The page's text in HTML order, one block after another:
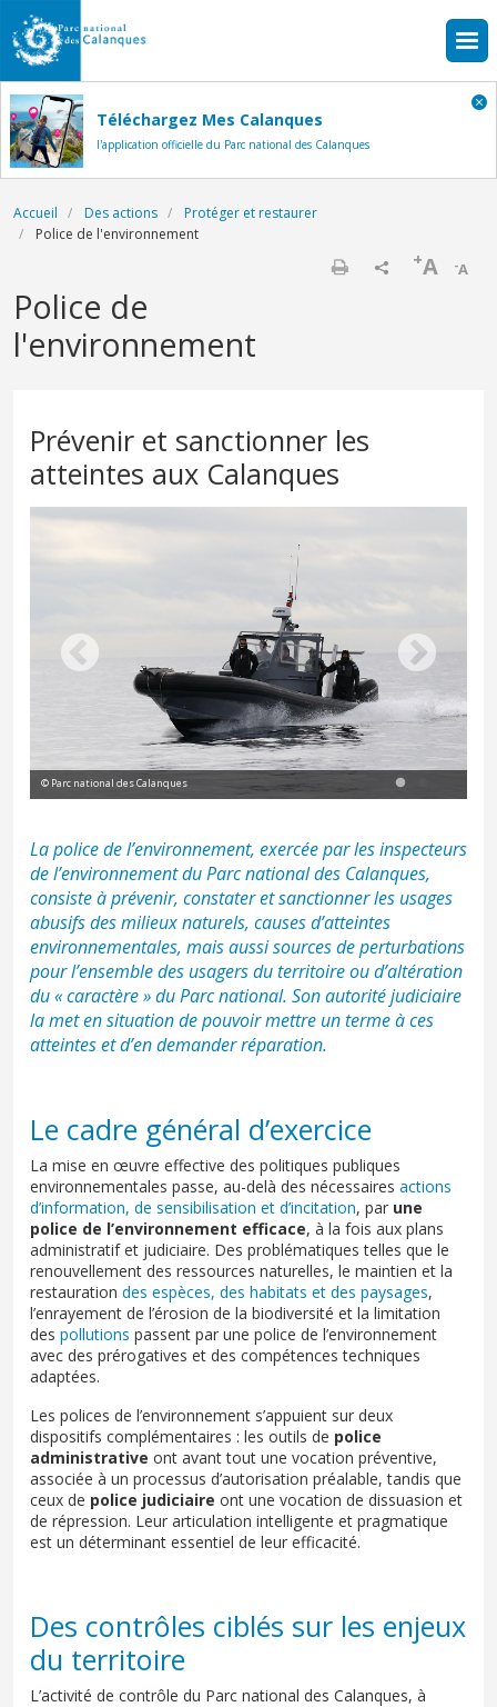
Aller au contenu principal
Téléchargez Mes Calanques
l'application officielle du Parc national des Calanques
Fil d'Ariane
Accueil Des actions
Protéger et restaurer
Police de l'environnement
-A
+A
Police de
l'environnement
Prévenir et sanctionner les
atteintes aux Calanques
© Parc national des Calanques
La police de l’environnement, exercée par les inspecteurs
de l’environnement du Parc national des Calanques,
consiste à prévenir, constater et sanctionner les usages
abusifs desmilieux naturels, causes d’atteintes
environnementales, mais aussi sources de perturbations
pour l’ensemble des usagers du territoire ou d’altération
du « caractère » du Parc national. Son autorité judiciaire
la met en situation de pouvoir mettre un terme à ces
atteintes et d’en demander réparation.
Le cadre général d’exercice
La mise en œuvre effective des politiques publiques
environnementales passe, au-delà des nécessaires actions
d’information, de sensibilisation et d’incitation, par une
police de l’environnement efficace, à la fois aux plans
administratif et judiciaire. Des problématiques telles que le
renouvellement des ressources naturelles, le maintien et la
restauration des espèces, des habitats et des paysages,
l’enrayement de l’érosion de la biodiversité et la limitation
des pollutions passent par une police de l’environnement
avec des prérogatives et des compétences techniques
adaptées.
Les polices de l’environnement s’appuient sur deux
dispositifs complémentaires : les outils de police
administrative ont avant tout une vocation préventive,
associée à un processus d’autorisation préalable, tandis que
ceux de police judiciaire ont une vocation de dissuasion et
de répression. Leur articulation intelligente et pragmatique
est un déterminant essentiel de leur efficacité.
Des contrôles ciblés sur les enjeux
du territoire
L’activité de contrôle du Parc national des Calanques, à